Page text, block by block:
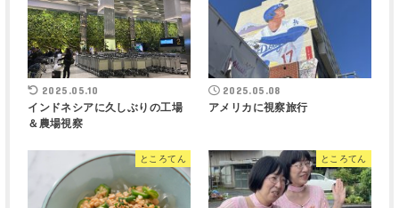
2025.05.10
インドネシアに久しぶりの工場
＆農場視察
2025.05.08
アメリカに視察旅行
ところてん ところてん